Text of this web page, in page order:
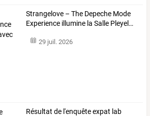
Strangelove – The Depeche Mode
Experience illumine la Salle Pleyel …
29 juil. 2026
Résultat de l'enquêteexpat lab